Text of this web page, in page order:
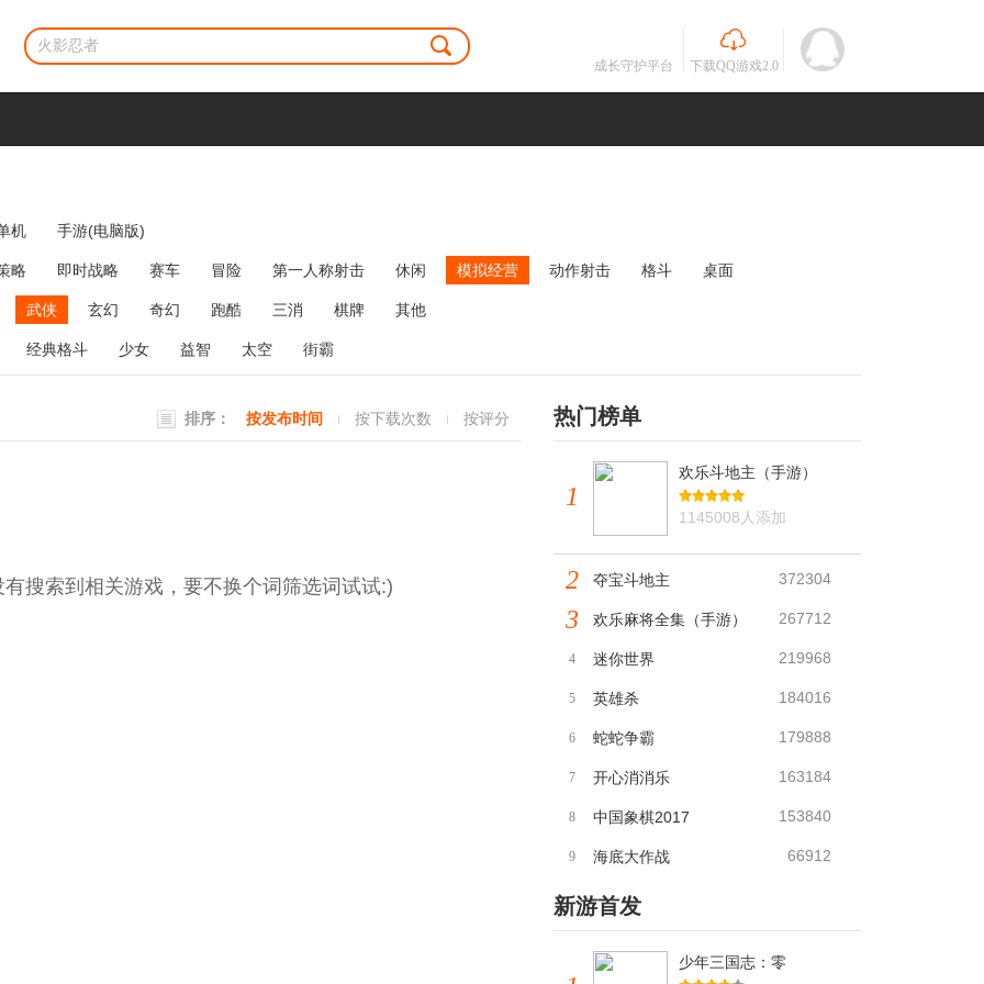
成长守护平台 下载QQ游戏2.0
机 手游(电脑版)
略 即时战略 赛车 冒险 第一人称射击 休闲 模拟经营 动作射击 格斗
桌面
牌类
麻将 网络游戏 弹幕射击 策略塔防
武侠 玄幻 奇幻 跑酷 三消 棋牌 其他
经典格斗 少女 益智 太空 街霸
排序： 按发布时间 按下载次数 按评分
搜索到相关游戏，要不换个词筛选词试试:)
热门榜单
1
欢乐斗地主（手游）
1145008人添加
2 夺宝斗地主 372304
3 欢乐麻将全集（手游） 267712
4 迷你世界 219968
5 英雄杀 184016
6 蛇蛇争霸 179888
7 开心消消乐 163184
8 中国象棋2017 153840
9 海底大作战 66912
新游首发
少年三国志：零